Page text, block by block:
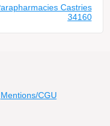
Castries
34160
Mentions/CGU